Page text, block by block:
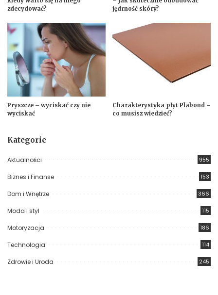
zdecydować?
jędrność skóry?
Pryszcze – wyciskać czy nie
wyciskać
Charakterystyka płyt Plabond –
co musisz wiedzieć?
Kategorie
Aktualności 955
Biznes i Finanse 153
Dom i Wnętrze 366
Moda i styl 115
Motoryzacja 186
Technologia 114
Zdrowie i Uroda 245